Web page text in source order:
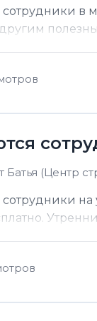
сотрудники в
Батья (Центр
на